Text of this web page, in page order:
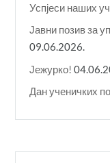
Успјеси наших
Јавни позив за
09.06.2026.
Јежурко!
Дан ученичких